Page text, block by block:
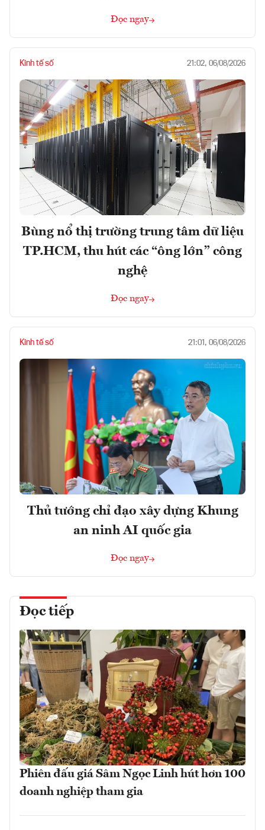
Đọc ngay
Kinh tế số 21:02, 06/08/2026
Bùng nổ thị trường trung tâm dữ liệu
TP.HCM, thu hút các “ông lớn” công
nghệ
Đọc ngay
Kinh tế số 21:01, 06/08/2026
Thủ tướng chỉ đạo xây dựng Khung
an ninh AI quốc gia
Đọc ngay
Đọc tiếp
Phiên đấu giá Sâm Ngọc Linh hút hơn 100
doanh nghiệp tham gia